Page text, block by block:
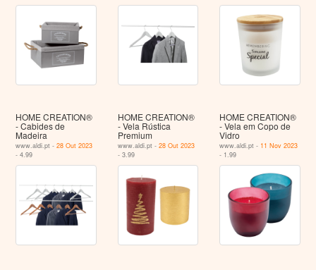
HOME CREATION®
- Cabides de
Madeira
www.aldi.pt -28 Out 2023
- 4.99
HOME CREATION®
- Vela Rústica
Premium
www.aldi.pt - 28 Out 2023
- 3.99
HOME CREATION®
- Vela em Copo de
Vidro
www.aldi.pt - 11 Nov 2023
- 1.99